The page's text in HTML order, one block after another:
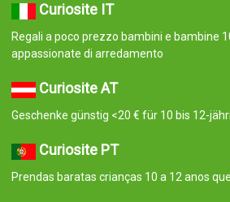
Curiosite IT
Regali a poco prezzo bambini e bambine
appassionate di arredamento
Curiosite AT
Geschenke günstig <20 € für 10 bis 12-
Curiosite PT
Prendas baratas crianças 10 a 12 anos